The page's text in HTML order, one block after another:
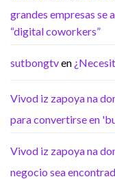
grandes empresas se
“digital coworkers”
sutbongtven
Vivod iz zapoya na
para convertirse en
Vivod iz zapoya na
negocio sea